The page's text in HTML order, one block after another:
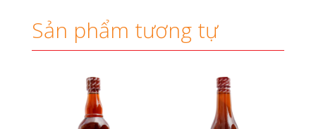
Sản phẩm tương tự